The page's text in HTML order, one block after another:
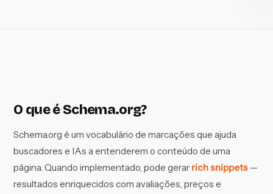
O que é Schema.org?
Schema.org é um vocabulário de marcações que ajuda
buscadores e IAs a entenderem o conteúdo de uma
página. Quando implementado, pode gerar rich snippets —
resultados enriquecidos com avaliações, preços e